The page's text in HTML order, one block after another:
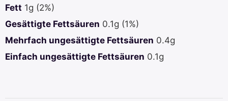
Fett 1g (2%)
Gesättigte Fettsäuren 0.1g (1%)
Mehrfach ungesättigte Fettsäuren 0.4g
Einfach ungesättigte Fettsäuren 0.1g